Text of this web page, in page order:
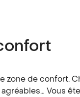
zone de confort.
Vous